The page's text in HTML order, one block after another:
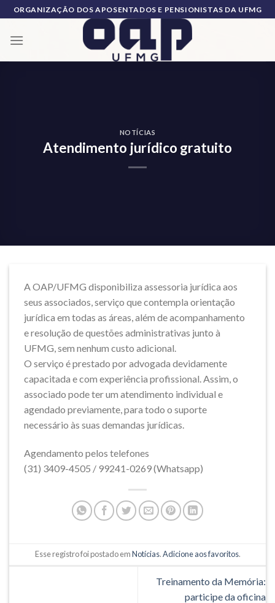
Skip
to
content
ORGANIZAÇÃO DOS APOSENTADOS E PENSIONISTAS DA UFMG
NOTÍCIAS
Atendimento jurídico gratuito
A OAP/UFMG disponibiliza assessoria jurídica aos
seus associados, serviço que contempla orientação
jurídica em todas as áreas, além de acompanhamento
e resolução de questões administrativas junto à
UFMG, sem nenhum custo adicional.
O serviço é prestado por advogada devidamente
capacitada e com experiência profissional. Assim, o
associado pode ter um atendimento individual e
agendado previamente, para todo o suporte
necessário às suas demandas jurídicas.
Agendamento pelos telefones
(31) 3409-4505 / 99241-0269 (Whatsapp)
Esse registro foi postado emNotícias.Adicione aos favoritos.
Treinamento da Memória:
participe da oficina